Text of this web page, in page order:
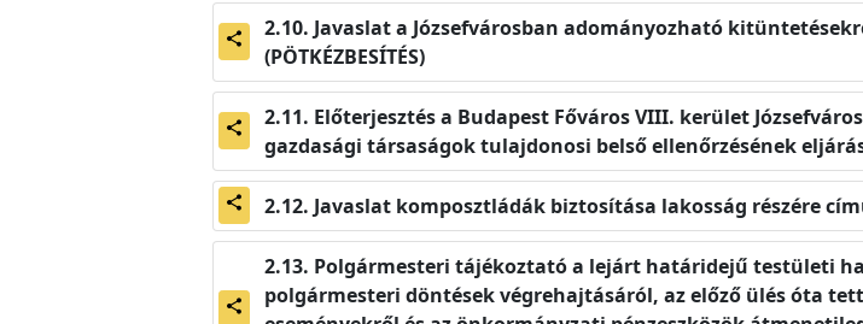
share
Javaslat a Józsefvárosban adományozható
(PÖTKÉZBESÍTÉS)
share
Előterjesztés a Budapest Főváros VIII. kerület
gazdasági társaságok tulajdonosi belső ellenőrzésének
share Javaslat komposztládák biztosítása lakosság részére
share
Polgármesteri tájékoztató a lejárt határidejű testületi
polgármesteri döntések végrehajtásáról, az előző ülés óta